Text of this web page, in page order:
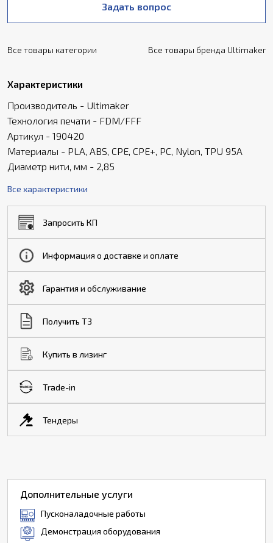
Задать вопрос
Все товары категории Все товары бренда Ultimaker
Характеристики
Производитель - Ultimaker
Технология печати - FDM/FFF
Артикул - 190420
Материалы - PLA, ABS, CPE, CPE+, PC, Nylon, TPU 95A
Диаметр нити, мм - 2,85
Все характеристики
Запросить КП
Информация о доставке и оплате
Гарантия и обслуживание
Получить ТЗ
Купить в лизинг
Trade-in
Тендеры
Дополнительные услуги
Пусконаладочные работы
Демонстрация оборудования